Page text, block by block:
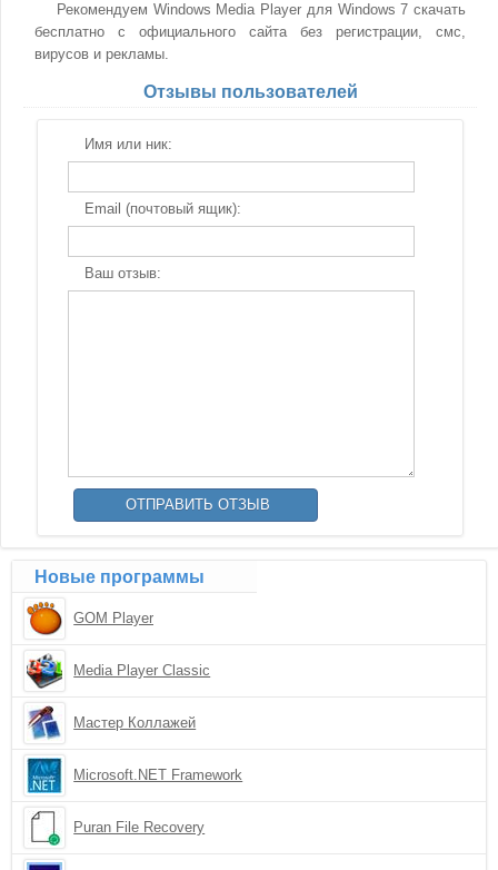
Рекомендуем Windows Media Player для Windows 7 скачать
бесплатно с официального сайта без регистрации, смс,
вирусов и рекламы.
Отзывы пользователей
Имя или ник:
Email (почтовый ящик):
Ваш отзыв:
Новые программы
GOM Player
Media Player Classic
Мастер Коллажей
Microsoft.NET Framework
Puran File Recovery